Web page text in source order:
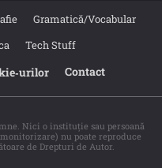
Gramatică/Vocabular
Tech Stuff
Contact
Nici o instituţie sau persoană
nu poate reproduce
de Drepturi de Autor.